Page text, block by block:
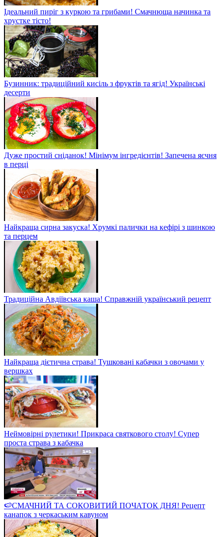
Ідеальний пиріг з куркою та грибами! Смачнюща начинка та
хрустке тісто!
Бузинник: традиційний кисіль з фруктів та ягід! Українські
десерти
Дуже простий сніданок! Мінімум інгредієнтів! Запечена яєчня
в перці
Найкраща сирна закуска! Хрумкі палички на кефірі з шинкою
та перцем
Традиційна Авдіївська каша! Справжній український рецепт
Найкраща дієтична страва! Тушковані кабачки з овочами у
вершках
Неймовірні рулетики! Прикраса святкового столу! Супер
проста страва з кабачка
🍉СМАЧНИЙ ТА СОКОВИТИЙ ПОЧАТОК ДНЯ! Рецепт
канапок з черкаським кавуном